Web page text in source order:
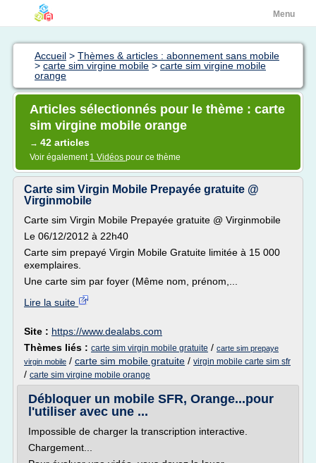
Menu
Accueil > Thèmes & articles : abonnement sans mobile
> carte sim virgine mobile > carte sim virgine mobile
orange
Articles sélectionnés pour le thème : carte
sim virgine mobile orange
→ 42 articles
Voir également 1 Vidéos pour ce thème
Carte sim Virgin Mobile Prepayée gratuite @
Virginmobile
Carte sim Virgin Mobile Prepayée gratuite @ Virginmobile
Le 06/12/2012 à 22h40
Carte sim prepayé Virgin Mobile Gratuite limitée à 15 000
exemplaires.
Une carte sim par foyer (Même nom, prénom,...
Lire la suite
Site : https://www.dealabs.com
Thèmes liés : carte sim virgin mobile gratuite / carte sim prepaye
virgin mobile / carte sim mobile gratuite / virgin mobile carte sim sfr
/ carte sim virgine mobile orange
Débloquer un mobile SFR, Orange...pour
l'utiliser avec une ...
Impossible de charger la transcription interactive.
Chargement...